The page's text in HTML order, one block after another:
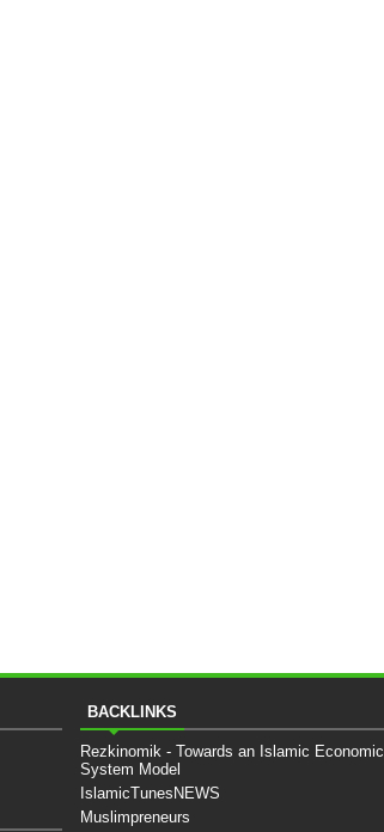
BACKLINKS
Rezkinomik - Towards an Islamic Economic
System Model
IslamicTunesNEWS
Muslimpreneurs